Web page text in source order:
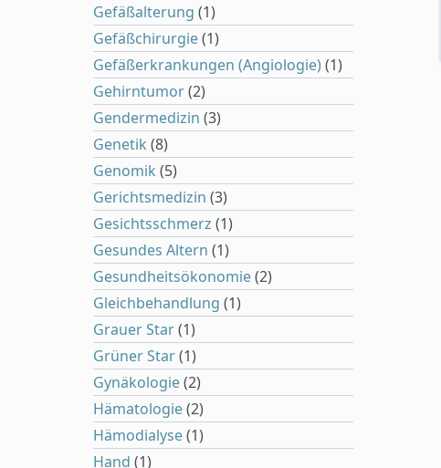
Gefäßalterung (1)
Gefäßchirurgie(1)
Gefäßerkrankungen (Angiologie)(1)
Gehirntumor(2)
Gendermedizin (3)
Genetik (8)
Genomik (5)
Gerichtsmedizin (3)
Gesichtsschmerz (1)
Gesundes Altern (1)
Gesundheitsökonomie(2)
Gleichbehandlung (1)
Grauer Star(1)
Grüner Star(1)
Gynäkologie(2)
Hämatologie(2)
Hämodialyse(1)
Hand (1)